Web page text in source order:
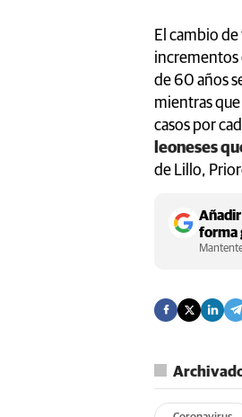
El cambio
incrementos
de 60 años
mientras que
casos por
leoneses
de Lillo,
Añadir
forma